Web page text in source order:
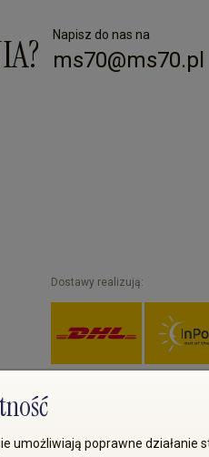
Napisz do nas na
ms70@ms70.pl
Dostawy realizują:
© 2008-2026 MS70.pl / Ms70 Sp.
umożliwiają poprawne